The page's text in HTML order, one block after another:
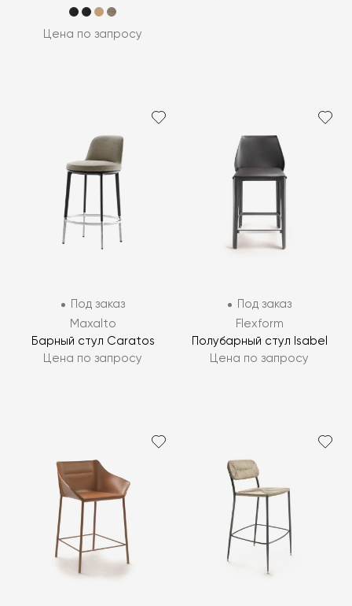
Цена по запросу
Под заказ
Maxalto
Барный стул Caratos
Цена по запросу
Под заказ
Flexform
Полубарный стул Isabel
Цена по запросу